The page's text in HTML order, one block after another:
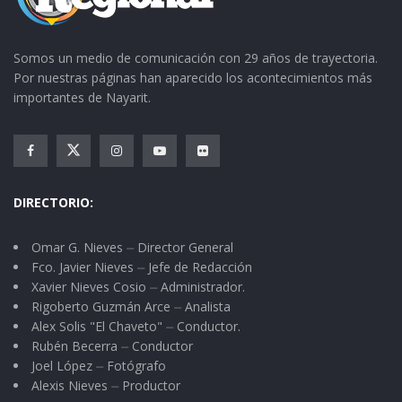
campaña de hace seis años, los actores
verdad creo que poco o casi nada hicieron por
él, también hablaron de la revolución del
combatir la desigualdad, la pobreza y el
apapachando viejecitos, indígenas, niños; todos
trata, demostrar que el candidato está con
ellos, que es el salvador, aunque éste sea parte
del sistema que los tiene así por avalar las
políticas económicas neoliberales.
Y observando su rollo continuó: “Hace seis años
Somos un medio de comunicación con 29 años de trayectoria.
Por nuestras páginas han aparecido los acontecimientos más
importantes de Nayarit.
DIRECTORIO:
Omar G. Nieves ⏤ Director General
Fco. Javier Nieves ⏤ Jefe de Redacción
Xavier Nieves Cosio ⏤ Administrador.
Rigoberto Guzmán Arce ⏤ Analista
Alex Solis "El Chaveto" ⏤ Conductor.
Rubén Becerra ⏤ Conductor
Joel López ⏤ Fotógrafo
Alexis Nieves ⏤ Productor